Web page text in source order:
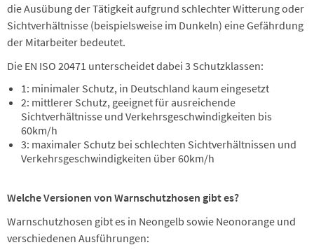
die Ausübung der Tätigkeit aufgrund schlechter Witterung oder
Sichtverhältnisse (beispielsweise im Dunkeln) eine Gefährdung
der Mitarbeiter bedeutet.
Die EN ISO 20471 unterscheidet dabei 3 Schutzklassen:
1: minimaler Schutz, in Deutschland kaum eingesetzt
2: mittlerer Schutz, geeignet für ausreichende
Sichtverhältnisse und Verkehrsgeschwindigkeiten bis
60km/h
3: maximaler Schutz bei schlechten Sichtverhältnissen und
Verkehrsgeschwindigkeiten über 60km/h
Welche Versionen von Warnschutzhosen gibt es?
Warnschutzhosen gibt es in Neongelb sowie Neonorange und
verschiedenen Ausführungen: